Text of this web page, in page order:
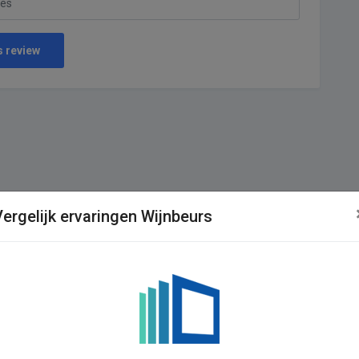
review
ervaringen Wijnbeurs